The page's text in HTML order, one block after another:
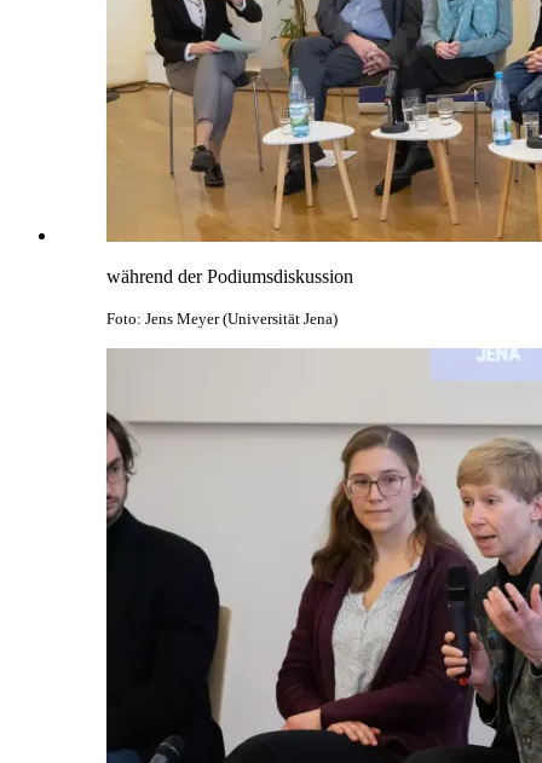
während der Podiumsdiskussion
Foto: Jens Meyer (Universität Jena)